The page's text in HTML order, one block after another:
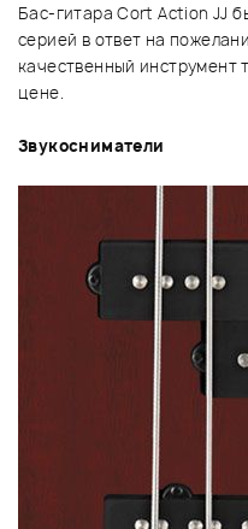
Бас-гитара Cort Action JJ
серией в ответ на
качественный инструмент
цене.
Звукосниматели